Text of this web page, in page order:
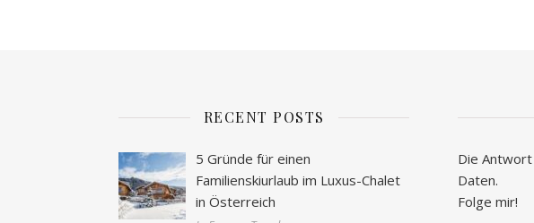
RECENT POSTS
5 Gründe für einen
Familienskiurlaub im Luxus-Chalet
in Österreich
Die
Daten.
Folge mir!